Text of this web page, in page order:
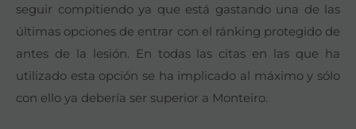
seguir compitiendo ya que está gastando una de las
últimas opciones de entrar con el ránking protegido de
antes de la lesión. En todas las citas en las que ha
utilizado esta opción se ha implicado al máximo y sólo
con ello ya debería ser superior a Monteiro.